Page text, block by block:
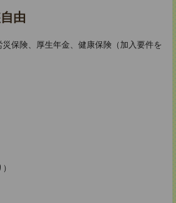
由
保険、厚生年金、健康保険（加入要件を